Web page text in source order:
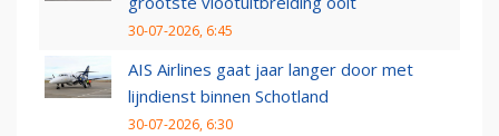
30-07-2026, 6:45
AIS Airlines gaat jaar langer door met
lijndienst binnen Schotland
30-07-2026, 6:30